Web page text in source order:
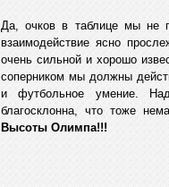
Да, очков в таблице мы не
взаимодействие ясно
очень сильной и хорошо
соперником мы должны
и футбольное умение.
благосклонна, что тоже
Высоты Олимпа!!!